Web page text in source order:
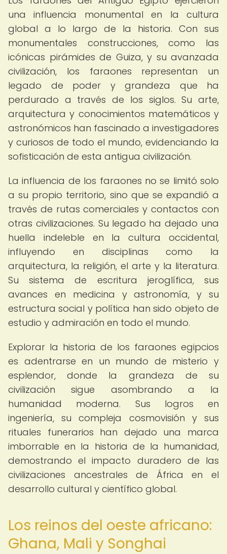
una influencia monumental en la cultura
global a lo largo de la historia. Con sus
monumentales construcciones, como las
icónicas pirámides de Guiza, y su avanzada
civilización, los faraones representan un
legado de poder y grandeza que ha
perdurado a través de los siglos. Su arte,
arquitectura y conocimientos matemáticos y
astronómicos han fascinado a investigadores
y curiosos de todo el mundo, evidenciando la
sofisticación de esta antigua civilización.
La influencia de los faraones no se limitó solo
a su propio territorio, sino que se expandió a
través de rutas comerciales y contactos con
otras civilizaciones. Su legado ha dejado una
huella indeleble en la cultura occidental,
influyendo en disciplinas como la
arquitectura, la religión, el arte y la literatura.
Su sistema de escritura jeroglífica, sus
avances en medicina y astronomía, y su
estructura social y política han sido objeto de
estudio y admiración en todo el mundo.
Explorar la historia de los faraones egipcios
es adentrarse en un mundo de misterio y
esplendor, donde la grandeza de su
civilización sigue asombrando a la
humanidad moderna. Sus logros en
ingeniería, su compleja cosmovisión y sus
rituales funerarios han dejado una marca
imborrable en la historia de la humanidad,
demostrando el impacto duradero de las
civilizaciones ancestrales de África en el
desarrollo cultural y científico global.
Los reinos del oeste africano:
Ghana, Mali y Songhai